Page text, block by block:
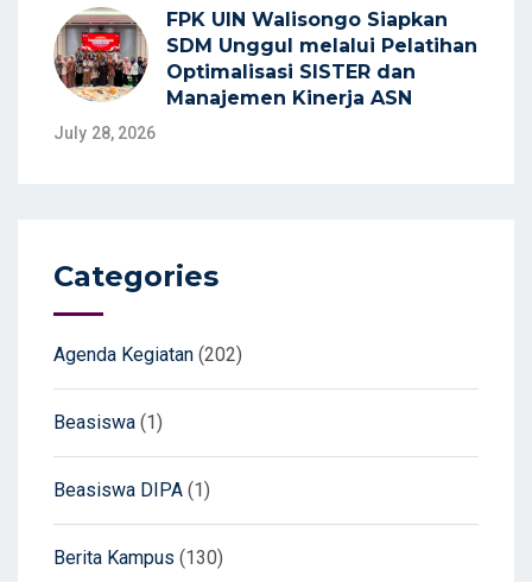
FPK UIN Walisongo Siapkan
SDM Unggul melalui Pelatihan
Optimalisasi SISTER dan
Manajemen Kinerja ASN
July 28, 2026
Categories
Agenda Kegiatan (202)
Beasiswa (1)
Beasiswa DIPA (1)
Berita Kampus (130)